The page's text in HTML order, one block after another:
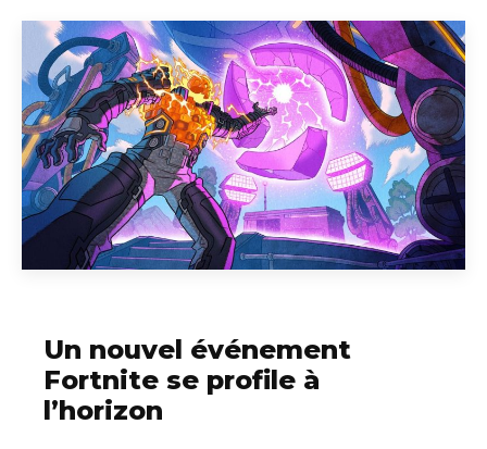
Un nouvel événement
Fortnite se profile à
l’horizon